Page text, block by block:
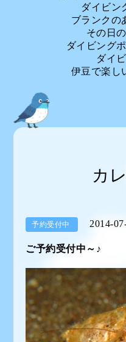
ダイビン
ブランクの
その日
ダイビング
ダイ
伊豆で楽し
カ
予約受付中 2014-
ご予約受付中～♪